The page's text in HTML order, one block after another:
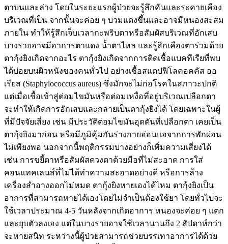
ตาบนและล่าง โดยในระยะแรกผู้ป่วยจะรู้สึกคันและระคายเคือง
บริเวณที่เป็น จากนั้นจะค่อย ๆ บวมแดงขึ้นและอาจมีหนองสะสม
ภายใน ทำให้รู้สึกเจ็บเวลากะพริบตาหรือสัมผัสบริเวณที่อักเสบ
บางรายอาจมีอาการตาแดง น้ำตาไหล และรู้สึกเคืองตาร่วมด้วย
ตากุ้งยิงเกิดจากอะไร ตากุ้งยิงเกิดจากการติดเชื้อแบคทีเรียที่พบ
ได้บ่อยบนผิวหนังของคนทั่วไป อย่างเชื้อสแตปฟิโลคอคคัส ออ
เรียส (Staphylococcus aureus) ซึ่งมักจะไม่ก่อโรคในสภาวะปกติ
แต่เมื่อเชื้อเข้าสู่ต่อมไขมันหรือต่อมเหงื่อที่อยู่บริเวณเปลือกตา
จะทำให้เกิดการอักเสบและกลายเป็นตากุ้งยิงได้ โดยเฉพาะในผู้
ที่มีปัจจัยเสี่ยง เช่น มีประวัติต่อมไขมันอุดตันที่เปลือกตา เคยเป็น
ตากุ้งยิงมาก่อน หรือมีภูมิคุ้มกันร่างกายอ่อนแอจากการพักผ่อน
ไม่เพียงพอ นอกจากนี้พฤติกรรมบางอย่างก็เพิ่มความเสี่ยงได้
เช่น การขยี้ตาหรือสัมผัสดวงตาด้วยมือที่ไม่สะอาด การใส่
คอนแทคเลนส์ที่ไม่ได้ทำความสะอาดอย่างดี หรือการล้าง
เครื่องสำอางออกไม่หมด ตากุ้งยิงหายเองได้ไหม ตากุ้งยิงเป็น
อาการที่สามารถหายได้เองโดยไม่จำเป็นต้องใช้ยา โดยทั่วไปจะ
ใช้เวลาประมาณ 4-5 วันหลังจากเกิดอาการ หนองจะค่อย ๆ แตก
และยุบตัวลงเอง แต่ในบางรายอาจใช้เวลานานถึง 2 สัปดาห์กว่า
จะหายสนิท ระหว่างนี้ผู้ป่วยสามารถช่วยบรรเทาอาการได้ด้วย